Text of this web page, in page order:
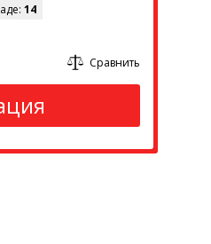
14
Сравнить